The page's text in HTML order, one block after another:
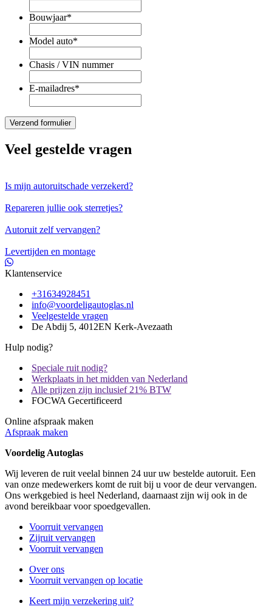
Bouwjaar*
Model auto*
Chasis / VIN nummer
E-mailadres*
Veel gestelde vragen
Is mijn autoruitschade verzekerd?
Repareren jullie ook sterretjes?
Autoruit zelf vervangen?
Levertijden en montage
Klantenservice
+31634928451
info@voordeligautoglas.nl
Veelgestelde vragen
De Abdij 5, 4012EN Kerk-Avezaath
Hulp nodig?
Speciale ruit nodig?
Werkplaats in het midden van Nederland
Alle prijzen zijn inclusief 21% BTW
FOCWA Gecertificeerd
Online afspraak maken
Afspraak maken
Voordelig Autoglas
Wij leveren de ruit veelal binnen 24 uur uw bestelde autoruit. Een
van onze medewerkers komt de ruit bij u voor de deur vervangen.
Ons werkgebied is heel Nederland, daarnaast zijn wij ook in de
avond bereikbaar voor spoedgevallen.
Voorruit vervangen
Zijruit vervangen
Voorruit vervangen
Over ons
Voorruit vervangen op locatie
Keert mijn verzekering uit?